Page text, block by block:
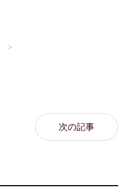
次の記事